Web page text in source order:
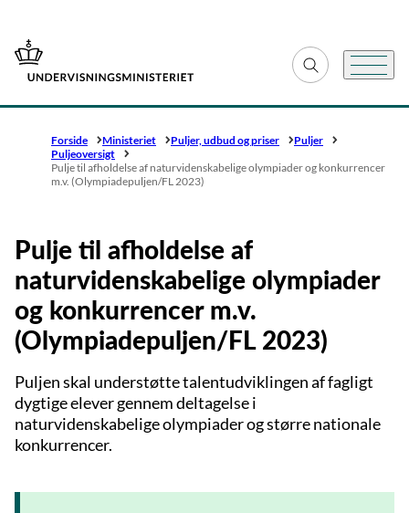
Gå til forsiden Fold søgefelt ud
Menu
Forside Ministeriet Puljer, udbud og priser
Puljer
Puljeoversigt
Pulje til afholdelse af naturvidenskabelige olympiader og konkurrencer
m.v. (Olympiadepuljen/FL 2023)
Pulje til afholdelse af
naturvidenskabelige olympiader
og konkurrencer m.v.
(Olympiadepuljen/FL 2023)
Puljen skal understøtte talentudviklingen af fagligt
dygtige elever gennem deltagelse i
naturvidenskabelige olympiader og større nationale
konkurrencer.